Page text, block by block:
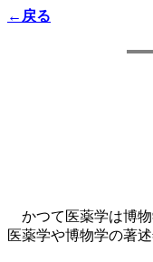
←戻る
かつて医薬学は博物
医薬学や博物学の著